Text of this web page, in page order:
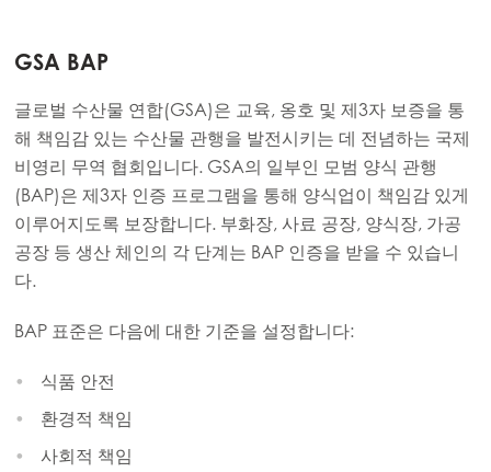
GSA BAP
글로벌 수산물 연합(GSA)은 교육, 옹호 및 제3자 보증을 통
해 책임감 있는 수산물 관행을 발전시키는 데 전념하는 국제
비영리 무역 협회입니다. GSA의 일부인 모범 양식 관행
(BAP)은 제3자 인증 프로그램을 통해 양식업이 책임감 있게
이루어지도록 보장합니다. 부화장, 사료 공장, 양식장, 가공
공장 등 생산 체인의 각 단계는 BAP 인증을 받을 수 있습니
다.
BAP 표준은 다음에 대한 기준을 설정합니다:
식품 안전
환경적 책임
사회적 책임